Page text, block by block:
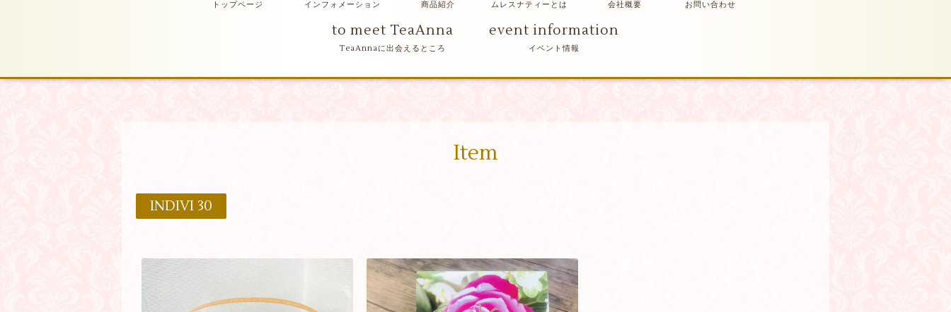
to meet TeaAnna event information
Item
INDIVI 30